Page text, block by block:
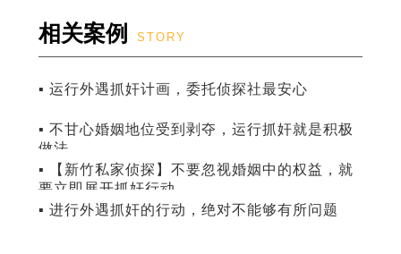
相关案例 STORY
▪ 运行外遇抓奸计画，委托侦探社最安心
▪ 不甘心婚姻地位受到剥夺，运行抓奸就是积极
做法
▪ 【新竹私家侦探】不要忽视婚姻中的权益，就
要立即展开抓奸行动
▪ 进行外遇抓奸的行动，绝对不能够有所问题